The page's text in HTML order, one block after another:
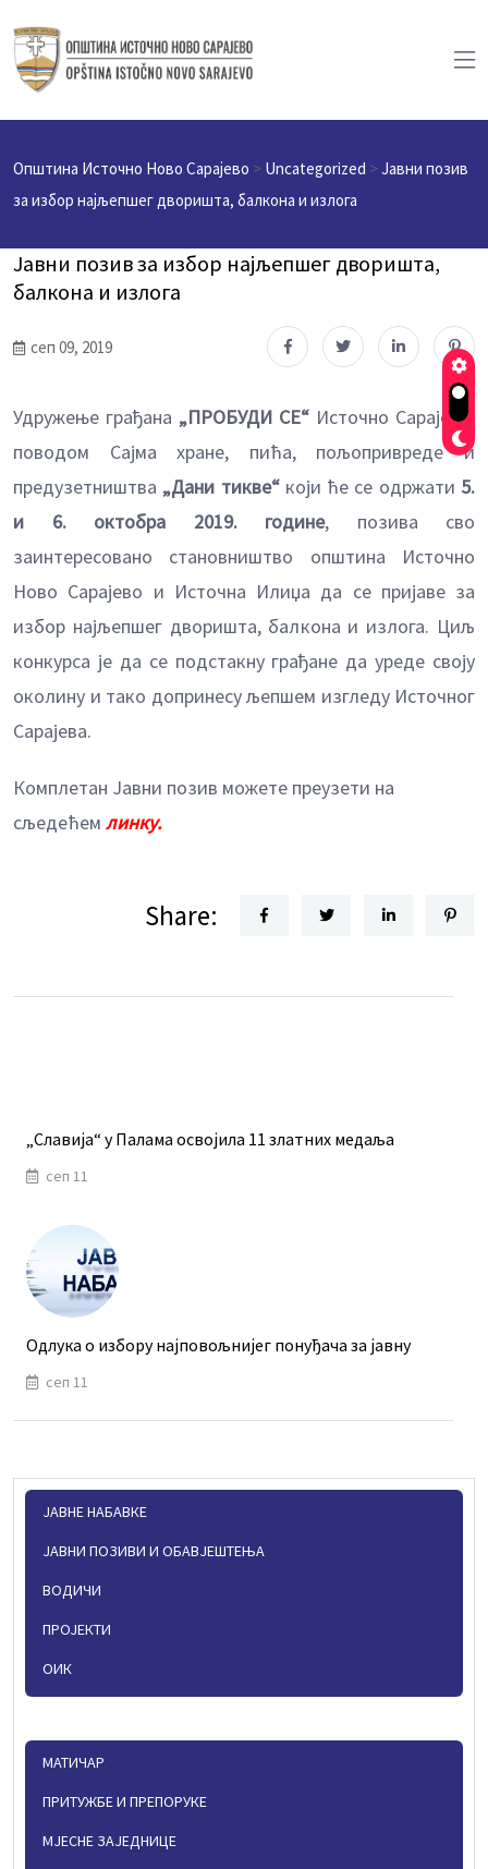
Општина Источно Ново Сарајево > Uncategorized >Јавни позив
за избор најљепшег дворишта, балкона и излога
Јавни позив за избор најљепшег дворишта,
балкона и излога
сеп 09, 2019
Удружење грађана „ПРОБУДИ СЕ“ Источно Сарајево,
поводом Сајма хране, пића, пољопривреде и
предузетништва „Дани тикве“који ће се одржати 5.
и 6. октобра 2019.
године, позива сво
заинтересовано становништво општина Источно
Ново Сарајево и Источна Илиџа да се пријаве за
избор најљепшег дворишта, балкона и излога. Циљ
конкурса је да се подстакну грађане да уреде своју
околину и тако допринесу љепшем изгледу Источног
Сарајева.
Комплетан Јавни позив можете преузети на
сљедећем линку.
Share:
„Славија“ у Палама освојила 11 златних медаља
сеп 11
Одлука о избору најповољнијег понуђача за јавну
сеп 11
ЈАВНЕ НАБАВКЕ
ЈАВНИ ПОЗИВИ И ОБАВЈЕШТЕЊА
ВОДИЧИ
ПРОЈЕКТИ
ОИК
МАТИЧАР
ПРИТУЖБЕ И ПРЕПОРУКЕ
МЈЕСНЕ ЗАЈЕДНИЦЕ